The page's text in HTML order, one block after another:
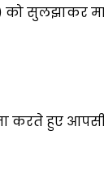
को सुलझाकर
हुए आपसी